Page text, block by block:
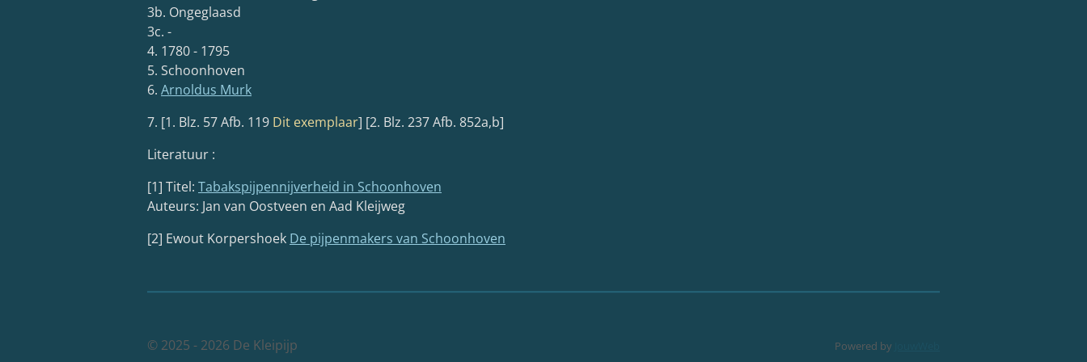
3b. Ongeglaasd
3c. -
4. 1780 - 1795
5. Schoonhoven
6. Arnoldus Murk
7. [1. Blz. 57 Afb. 119 Dit exemplaar] [2. Blz. 237 Afb. 852a,b]
Literatuur :
[1] Titel: Tabakspijpennijverheid in Schoonhoven
Auteurs: Jan van Oostveen en Aad Kleijweg
[2] Ewout Korpershoek De pijpenmakers van Schoonhoven
© 2025 - 2026 De Kleipijp Powered by